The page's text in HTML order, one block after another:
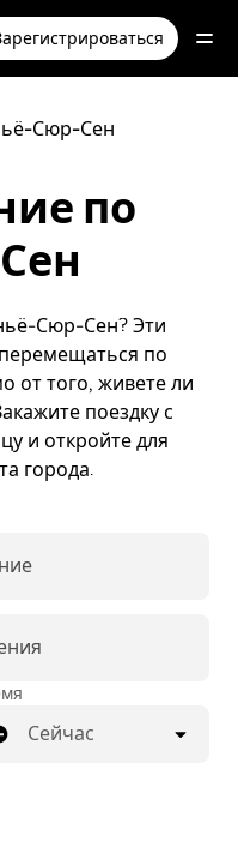
Сюр-Сен
по
Сюр-Сен? Эти
по
от того, живете ли
поездку с
и откройте для
города.
Сейчас